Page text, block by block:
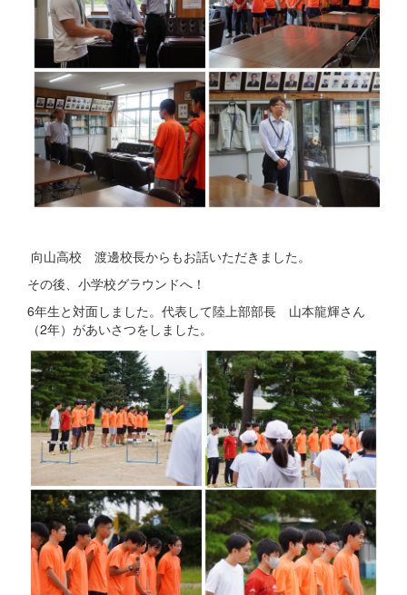
向山高校 渡邊校長からもお話いただきました。
その後、小学校グラウンドへ！
6年生と対面しました。代表して陸上部部長 山本龍輝さん
（2年）があいさつをしました。